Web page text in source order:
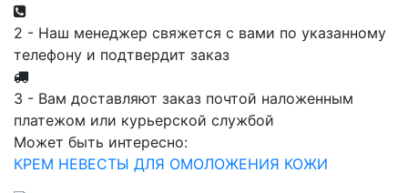
2 - Наш менеджер свяжется с вами по указанному
телефону и подтвердит заказ
3 - Вам доставляют заказ почтой наложенным
платежом или курьерской службой
Может быть интересно:
КРЕМ НЕВЕСТЫ ДЛЯ ОМОЛОЖЕНИЯ КОЖИ